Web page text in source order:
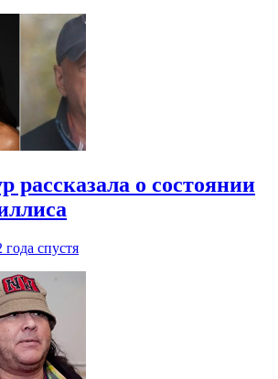
рассказала о состоянии
года спустя